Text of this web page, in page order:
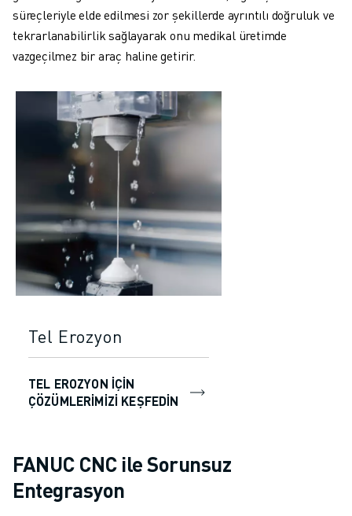
süreçleriyle elde edilmesi zor şekillerde ayrıntılı doğruluk ve
tekrarlanabilirlik sağlayarak onu medikal üretimde
vazgeçilmez bir araç haline getirir.
Tel Erozyon
TEL EROZYON IÇIN
ÇÖZÜMLERIMIZI KEŞFEDIN
FANUC CNC ile Sorunsuz
Entegrasyon